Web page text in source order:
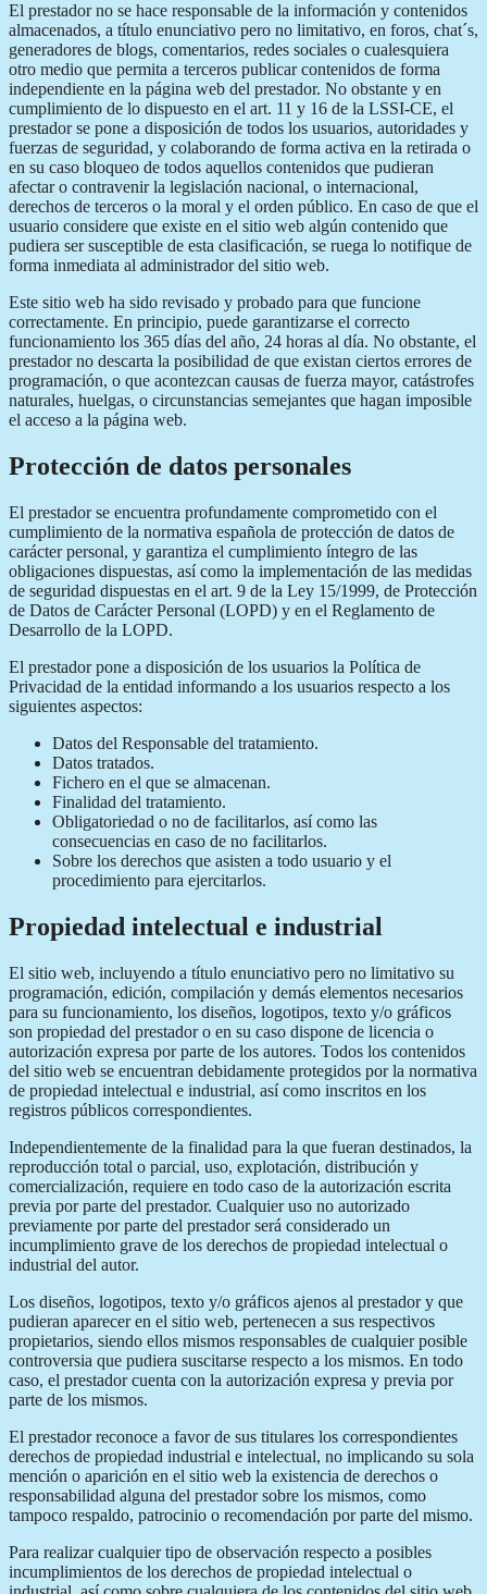
El prestador no se hace responsable de la información y contenidos
almacenados, a título enunciativo pero no limitativo, en foros, chat´s,
generadores de blogs, comentarios, redes sociales o cualesquiera
otro medio que permita a terceros publicar contenidos de forma
independiente en la página web del prestador. No obstante y en
cumplimiento de lo dispuesto en el art. 11 y 16 de la LSSI-CE, el
prestador se pone a disposición de todos los usuarios, autoridades y
fuerzas de seguridad, y colaborando de forma activa en la retirada o
en su caso bloqueo de todos aquellos contenidos que pudieran
afectar o contravenir la legislación nacional, o internacional,
derechos de terceros o la moral y el orden público. En caso de que el
usuario considere que existe en el sitio web algún contenido que
pudiera ser susceptible de esta clasificación, se ruega lo notifique de
forma inmediata al administrador del sitio web.
Este sitio web ha sido revisado y probado para que funcione
correctamente. En principio, puede garantizarse el correcto
funcionamiento los 365 días del año, 24 horas al día. No obstante, el
prestador no descarta la posibilidad de que existan ciertos errores de
programación, o que acontezcan causas de fuerza mayor, catástrofes
naturales, huelgas, o circunstancias semejantes que hagan imposible
el acceso a la página web.
Protección de datos personales
El prestador se encuentra profundamente comprometido con el
cumplimiento de la normativa española de protección de datos de
carácter personal, y garantiza el cumplimiento íntegro de las
obligaciones dispuestas, así como la implementación de las medidas
de seguridad dispuestas en el art. 9 de la Ley 15/1999, de Protección
de Datos de Carácter Personal (LOPD) y en el Reglamento de
Desarrollo de la LOPD.
El prestador pone a disposición de los usuarios la Política de
Privacidad de la entidad informando a los usuarios respecto a los
siguientes aspectos:
Datos del Responsable del tratamiento.
Datos tratados.
Fichero en el que se almacenan.
Finalidad del tratamiento.
Obligatoriedad o no de facilitarlos, así como las
consecuencias en caso de no facilitarlos.
Sobre los derechos que asisten a todo usuario y el
procedimiento para ejercitarlos.
Propiedad intelectual e industrial
El sitio web, incluyendo a título enunciativo pero no limitativo su
programación, edición, compilación y demás elementos necesarios
para su funcionamiento, los diseños, logotipos, texto y/o gráficos
son propiedad del prestador o en su caso dispone de licencia o
autorización expresa por parte de los autores. Todos los contenidos
del sitio web se encuentran debidamente protegidos por la normativa
de propiedad intelectual e industrial, así como inscritos en los
registros públicos correspondientes.
Independientemente de la finalidad para la que fueran destinados, la
reproducción total o parcial, uso, explotación, distribución y
comercialización, requiere en todo caso de la autorización escrita
previa por parte del prestador. Cualquier uso no autorizado
previamente por parte del prestador será considerado un
incumplimiento grave de los derechos de propiedad intelectual o
industrial del autor.
Los diseños, logotipos, texto y/o gráficos ajenos al prestador y que
pudieran aparecer en el sitio web, pertenecen a sus respectivos
propietarios, siendo ellos mismos responsables de cualquier posible
controversia que pudiera suscitarse respecto a los mismos. En todo
caso, el prestador cuenta con la autorización expresa y previa por
parte de los mismos.
El prestador reconoce a favor de sus titulares los correspondientes
derechos de propiedad industrial e intelectual, no implicando su sola
mención o aparición en el sitio web la existencia de derechos o
responsabilidad alguna del prestador sobre los mismos, como
tampoco respaldo, patrocinio o recomendación por parte del mismo.
Para realizar cualquier tipo de observación respecto a posibles
incumplimientos de los derechos de propiedad intelectual o